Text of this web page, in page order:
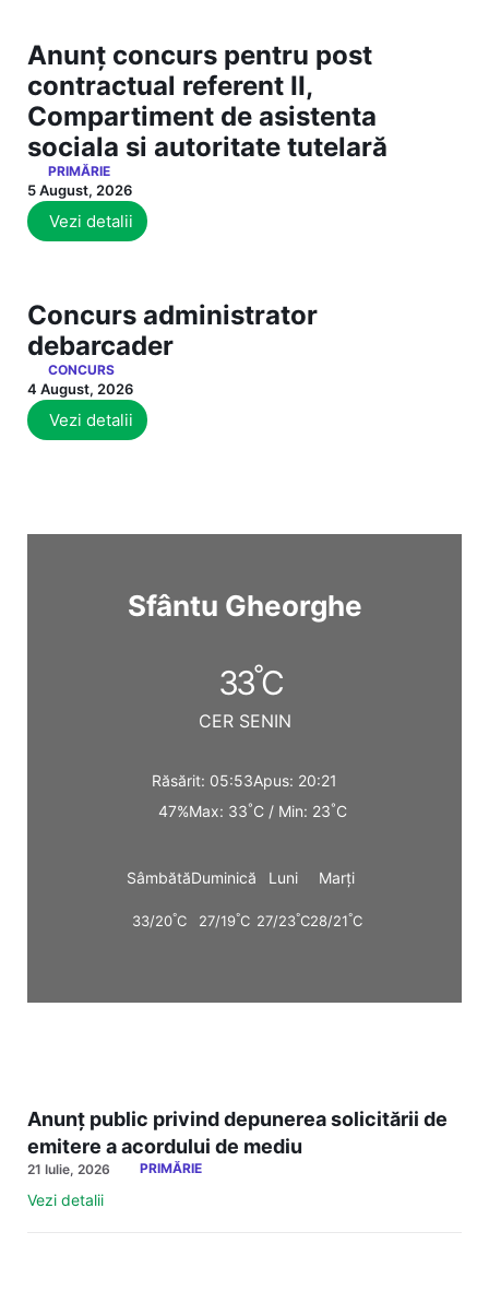
Anunț concurs pentru post
contractual referent II,
Compartiment de asistenta
sociala si autoritate tutelară
PRIMĂRIE
5 August, 2026
Vezi detalii
Concurs administrator
debarcader
CONCURS
4 August, 2026
Vezi detalii
Sfântu Gheorghe
33°C
CER SENIN
Răsărit: 05:53Apus: 20:21
47%Max: 33°C / Min: 23°C
Sâmbătă
33/20°C
Duminică
27/19°C
Luni
27/23°C
Marți
28/21°C
Anunț public privind depunerea solicitării de
emitere a acordului de mediu
21 Iulie, 2026 PRIMĂRIE
Vezi detalii